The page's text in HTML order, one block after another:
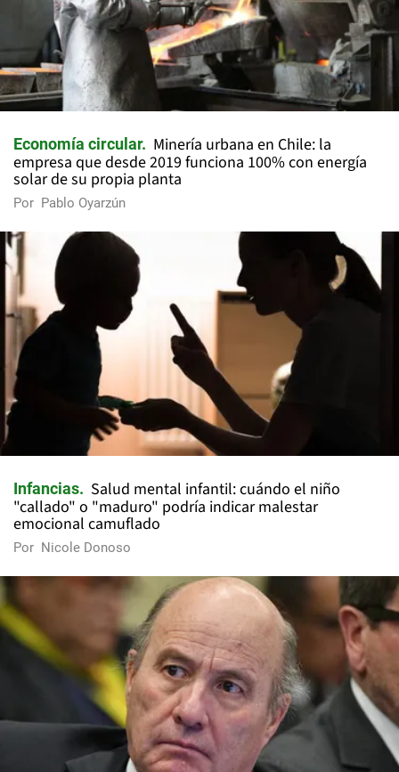
Economía circular
Minería urbana en Chile: la
empresa que desde 2019 funciona 100% con energía
solar de su propia planta
Por Pablo Oyarzún
Infancias
Salud mental infantil: cuándo el niño
"callado" o "maduro" podría indicar malestar
emocional camuflado
Por Nicole Donoso